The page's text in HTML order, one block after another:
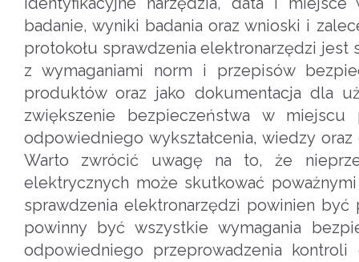
badanie, wyniki badania oraz wnioski i
protokołu sprawdzenia elektronarzędzi jest
z wymaganiami norm i przepisów
produktów oraz jako dokumentacja dla
zwiększenie bezpieczeństwa w miejscu
odpowiedniego wykształcenia, wiedzy
Warto zwrócić uwagę na to, że
elektrycznych może skutkować
sprawdzenia elektronarzędzi powinien
powinny być wszystkie wymagania
odpowiedniego przeprowadzenia